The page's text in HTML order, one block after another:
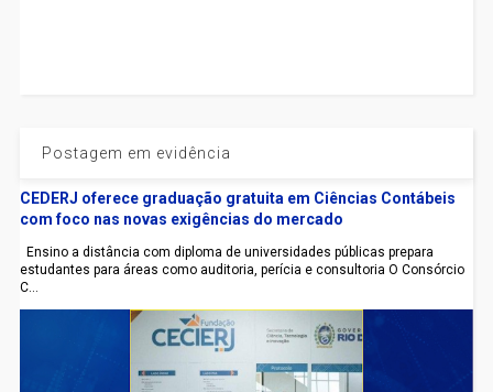
Postagem em evidência
CEDERJ oferece graduação gratuita em Ciências Contábeis
com foco nas novas exigências do mercado
Ensino a distância com diploma de universidades públicas prepara
estudantes para áreas como auditoria, perícia e consultoria O Consórcio
C...